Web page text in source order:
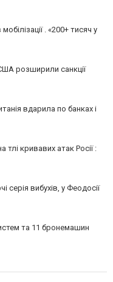
. «200+ тисяч у
розширили санкції
вдарила по банках і
тлі кривавих атак Росії :
вибухів, у Феодосії
та 11 бронемашин